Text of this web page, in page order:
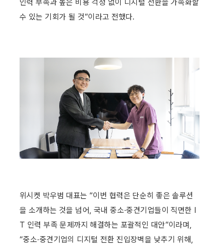
인력 부족과 높은 비용 걱정 없이 디지털 전환을 가속화할
수 있는 기회가 될 것”이라고 전했다.
위시켓 박우범 대표는 “이번 협력은 단순히 좋은 솔루션
을 소개하는 것을 넘어, 국내 중소·중견기업들이 직면한 I
T 인력 부족 문제까지 해결하는 포괄적인 대안”이라며,
“중소·중견기업의 디지털 전환 진입장벽을 낮추기 위해,